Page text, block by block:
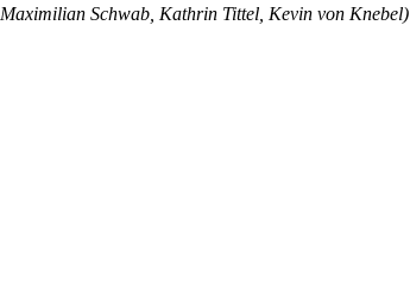
Schwab, Kathrin Tittel, Kevin von Knebel)